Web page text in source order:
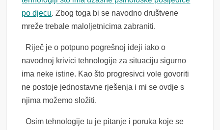
po djecu. Zbog toga bi se navodno društvene
mreže trebale maloljetnicima zabraniti.
Riječ je o potpuno pogrešnoj ideji iako o
navodnoj krivici tehnologije za situaciju sigurno
ima neke istine. Kao što progresivci vole govoriti
ne postoje jednostavne rješenja i mi se ovdje s
njima možemo složiti.
Osim tehnologije tu je pitanje i poruka koje se